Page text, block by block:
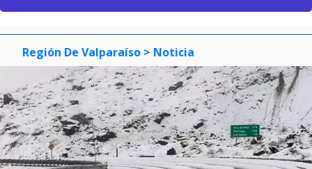
Región De Valparaíso > Noticia